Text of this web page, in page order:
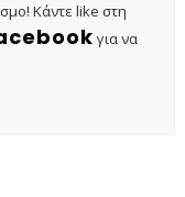
Κάντε like στη
για να